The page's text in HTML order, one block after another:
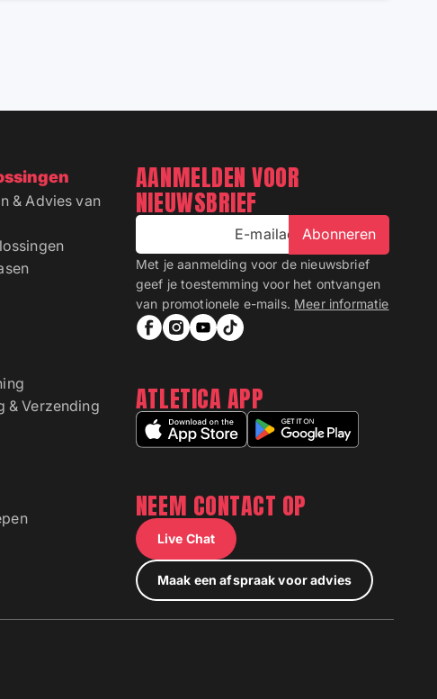
& Advies van
& Verzending
AANMELDEN VOOR
NIEUWSBRIEF
E-mailadresAbonneren
Met je aanmelding voor de nieuwsbrief
geef je toestemming voor het ontvangen
van promotionele e-mails. Meer informatie
ATLETICA APP
NEEM CONTACT OP
Live Chat
Maak een afspraak voor advies